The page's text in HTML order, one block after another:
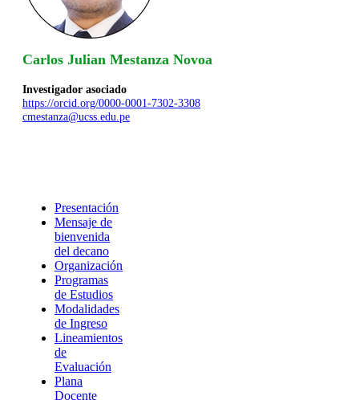
Carlos Julian Mestanza Novoa
Investigador asociado
https://orcid.org/0000-0001-7302-3308
cmestanza@ucss.edu.pe
Presentación
Mensaje de
bienvenida
del decano
Organización
Programas
de Estudios
Modalidades
de Ingreso
Lineamientos
de
Evaluación
Plana
Docente